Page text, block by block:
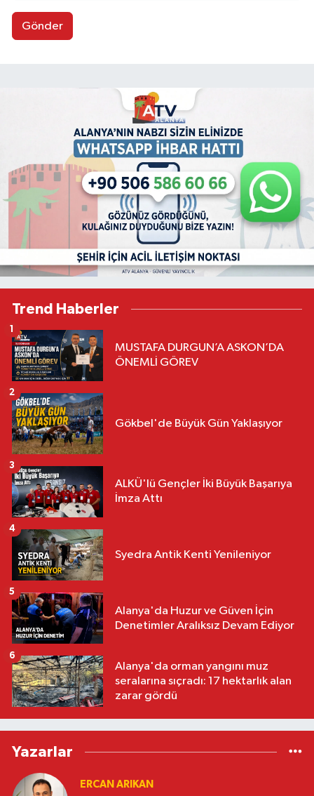
Gönder
Trend Haberler
MUSTAFA DURGUN’A ASKON’DA
ÖNEMLİ GÖREV
1
Gökbel'de Büyük Gün Yaklaşıyor
2
ALKÜ'lü Gençler İki Büyük Başarıya
İmza Attı
3
Syedra Antik Kenti Yenileniyor
4
Alanya'da Huzur ve Güven İçin
Denetimler Aralıksız Devam Ediyor
5
Alanya'da orman yangını muz
seralarına sıçradı: 17 hektarlık alan
zarar gördü
6
Yazarlar
ERCAN ARIKAN